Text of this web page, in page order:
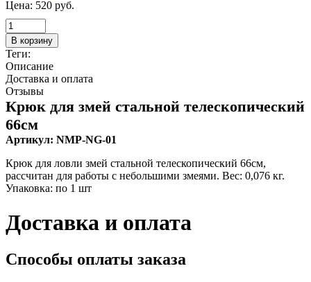
Цена: 520 руб.
В корзину
Теги:
Описание
Доставка и оплата
Отзывы
Крюк для змей стальной телескопический
66см
Артикул: NMP-NG-01
Крюк для ловли змей стальной телескопический 66см,
рассчитан для работы с небольшими змеями. Вес: 0,076 кг.
Упаковка: по 1 шт
Доставка и оплата
Способы оплаты заказа